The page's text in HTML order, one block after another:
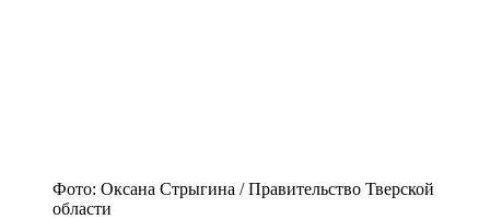
Фото: Оксана Стрыгина / Правительство Тверской
области